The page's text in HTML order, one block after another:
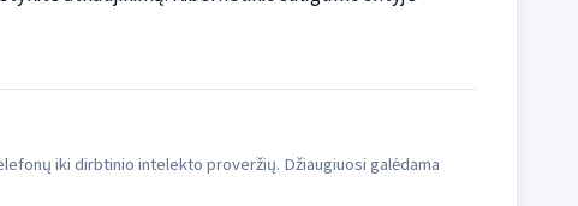
iki dirbtinio intelekto proveržių. Džiaugiuosi galėdama